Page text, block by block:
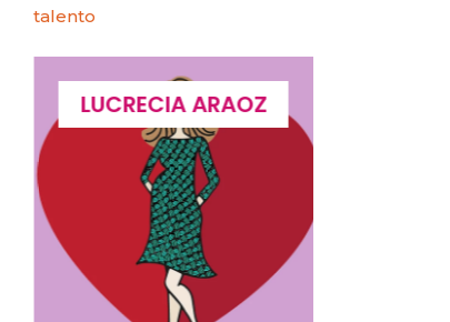
talento
LUCRECIA ARAOZ